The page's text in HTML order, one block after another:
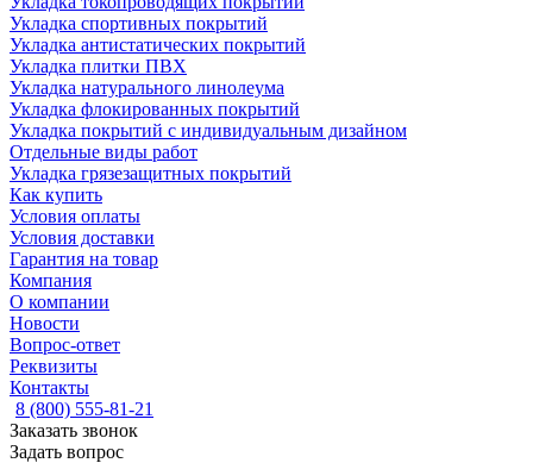
Укладка спортивных покрытий
Укладка антистатических покрытий
Укладка плитки ПВХ
Укладка натурального линолеума
Укладка флокированных покрытий
Укладка покрытий с индивидуальным дизайном
Отдельные виды работ
Укладка грязезащитных покрытий
Как купить
Условия оплаты
Условия доставки
Гарантия на товар
Компания
О компании
Новости
Вопрос-ответ
Реквизиты
Контакты
8 (800) 555-81-21
Заказать звонок
Задать вопрос